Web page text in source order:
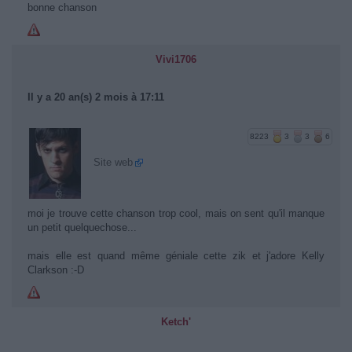
bonne chanson
Vivi1706
Il y a 20 an(s) 2 mois à 17:11
8223 3 3 6
Site web
moi je trouve cette chanson trop cool, mais on sent qu'il manque
un petit quelquechose...
mais elle est quand même géniale cette zik et j'adore Kelly
Clarkson :-D
Ketch'